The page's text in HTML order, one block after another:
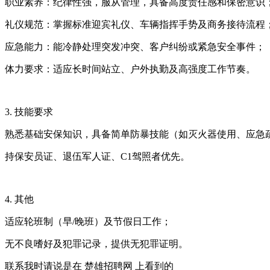
职业素养：纪律性强，服从管理，具备高度责任感和保密意识
礼仪规范：掌握标准迎宾礼仪、车辆指挥手势及商务接待流程
应急能力：能冷静处理突发冲突、客户纠纷或紧急安全事件；
体力要求：适应长时间站立、户外执勤及高强度工作节奏。
3. 技能要求
熟悉基础安保知识，具备简单防暴技能（如灭火器使用、应急
持保安员证、退伍军人证、C1驾照者优先。
4. 其他
适应轮班制（早/晚班）及节假日工作；
无不良嗜好及犯罪记录，提供无犯罪证明。
联系我时请说是在 楚雄招聘网 上看到的